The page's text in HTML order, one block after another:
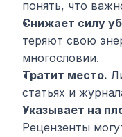
понять, что
Снижает силу
теряют свою
многословии.
Тратит место.
статьях и
Указывает на
Рецензенты